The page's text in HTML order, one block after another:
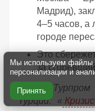
Мадрид),
4–5 часов, а
городе
Это
за
Ранее
Турции: «
Мы используем файлы
персонализации и
Принять